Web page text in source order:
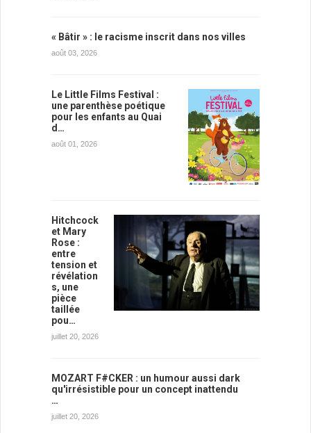
« Bâtir » : le racisme inscrit dans nos villes
août 03, 2026
Le Little Films Festival :
une parenthèse poétique
pour les enfants au Quai
d…
août 01, 2026
Hitchcock
et Mary
Rose :
entre
tension et
révélation
s, une
pièce
taillée
pou…
juillet 20, 2026
MOZART F#CKER : un humour aussi dark
qu'irrésistible pour un concept inattendu
…
juillet 20, 2026